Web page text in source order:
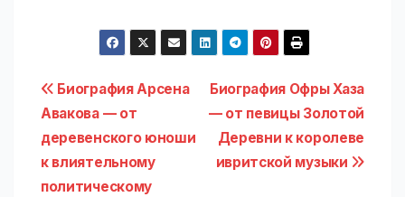
Навигация
по
записям
Биография Офры Хаза
— от певицы Золотой
Деревни к королеве
ивритской музыки
Биография Арсена
Авакова — от
деревенского юноши
к влиятельному
политическому